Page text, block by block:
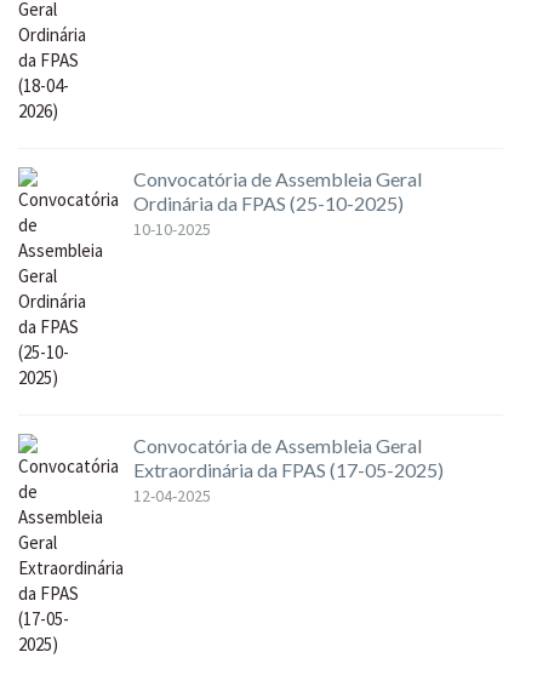
Convocatória de Assembleia Geral
Ordinária da FPAS (25-10-2025)
10-10-2025
Convocatória de Assembleia Geral
Extraordinária da FPAS (17-05-2025)
12-04-2025